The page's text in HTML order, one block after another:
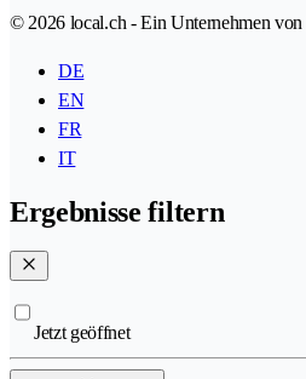
© 2026 local.ch - Ein Unternehmen von
DE
EN
FR
IT
Ergebnisse filtern
Jetzt geöffnet